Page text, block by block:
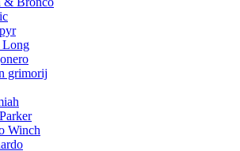
grimorij
Winch